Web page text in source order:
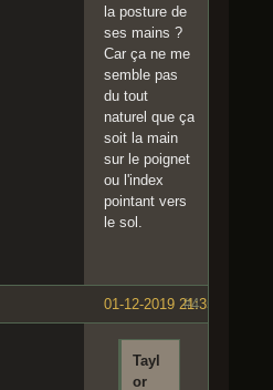
la posture de
ses mains ?
Car ça ne me
semble pas
du tout
naturel que ça
soit la main
sur le poignet
ou l'index
pointant vers
le sol.
#4
01-12-2019 21:35:41
Tayl
or